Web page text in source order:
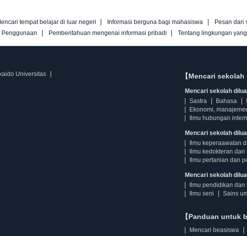
tempat belajar di luar negeri Informasi berguna bagi mahasiswa
Pesan dari
Penggunaan
Pemberitahuan mengenai informasi pribadi Tentang lingkungan
Universitas 【Mencari
Mencari sekolah
Sastra
Bahasa
Ekonomi,
Ilmu hubungan
Mencari sekolah
Ilmu keperaawatan
Ilmu kedokteran
Ilmu pertanian dan
Mencari sekolah
Ilmu pendidikan
Ilmu seni
Sains
【Panduan untuk
Mencari beasiswa